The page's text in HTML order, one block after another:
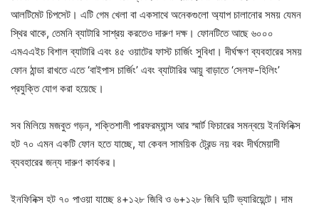
আলটিমেট চিপসেট। এটি গেম খেলা বা একসাথে অনেকগুলো অ্যাপ চালানোর সময় যেমন
স্থির থাকে, তেমনি ব্যাটারি সাশ্রয় করতেও দারুণ দক্ষ। ফোনটিতে আছে ৬০০০
এমএএইচ বিশাল ব্যাটারি এবং ৪৫ ওয়াটের ফাস্ট চার্জিং সুবিধা। দীর্ঘক্ষণ ব্যবহারের সময়
ফোন ঠান্ডা রাখতে এতে ‘বাইপাস চার্জিং’ এবং ব্যাটারির আয়ু বাড়াতে ‘সেলফ-হিলিং’
প্রযুক্তি যোগ করা হয়েছে।
সব মিলিয়ে মজবুত গড়ন, শক্তিশালী পারফরম্যান্স আর স্মার্ট ফিচারের সমন্বয়ে ইনফিনিক্স
হট ৭০ এমন একটি ফোন হতে যাচ্ছে, যা কেবল সাময়িক ট্রেন্ড নয় বরং দীর্ঘমেয়াদী
ব্যবহারের জন্য দারুণ কার্যকর।
ইনফিনিক্স হট ৭০ পাওয়া যাচ্ছে ৪+১২৮ জিবি ও ৬+১২৮ জিবি দুটি ভ্যারিয়েন্টে। দাম